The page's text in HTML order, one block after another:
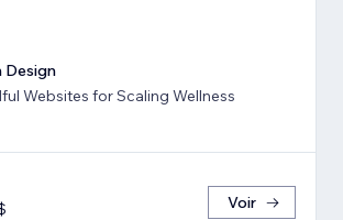
Design
Websites for Scaling Wellness
Voir